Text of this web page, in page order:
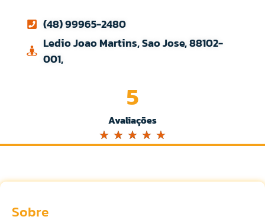
(48) 99965-2480
Ledio Joao Martins, Sao Jose, 88102-
001,
Avaliações
5
☆ ☆ ☆ ☆ ☆
Sobre